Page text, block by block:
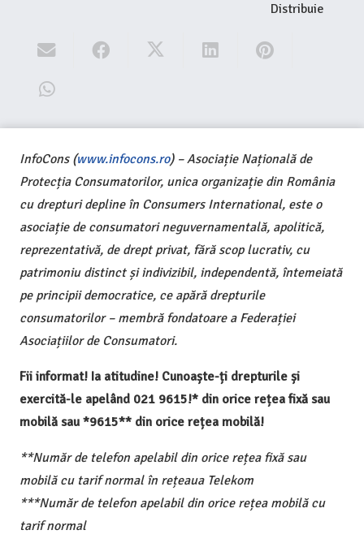
Distribuie
InfoCons (www.infocons.ro) – Asociație Națională de
Protecția Consumatorilor, unica organizație din România
cu drepturi depline în Consumers International, este o
asociație de consumatori neguvernamentală, apolitică,
reprezentativă, de drept privat, fără scop lucrativ, cu
patrimoniu distinct și indivizibil, independentă, întemeiată
pe principii democratice, ce apără drepturile
consumatorilor – membră fondatoare a Federației
Asociațiilor de Consumatori.
Fii informat! Ia atitudine! Cunoaște-ți drepturile și
exercită-le apelând 021 9615!* din orice rețea fixă sau
mobilă sau *9615** din orice rețea mobilă!
**Număr de telefon apelabil din orice rețea fixă sau
mobilă cu tarif normal în rețeaua Telekom
***Număr de telefon apelabil din orice rețea mobilă cu
tarif normal